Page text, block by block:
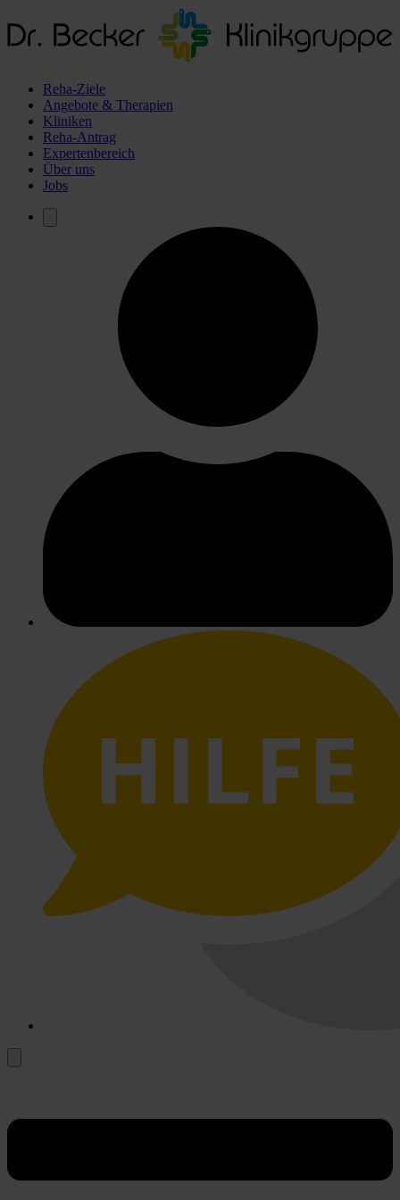
Reha-Ziele
Angebote & Therapien
Kliniken
Reha-Antrag
Expertenbereich
Über uns
Jobs
HILFE